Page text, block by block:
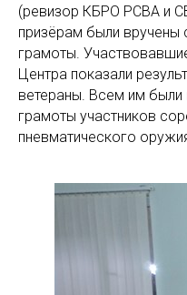
(ревизор КБРО РСВА и
призёрам были вручены
грамоты.
Центра показали
ветераны. Всем им были
грамоты участников
пневматического